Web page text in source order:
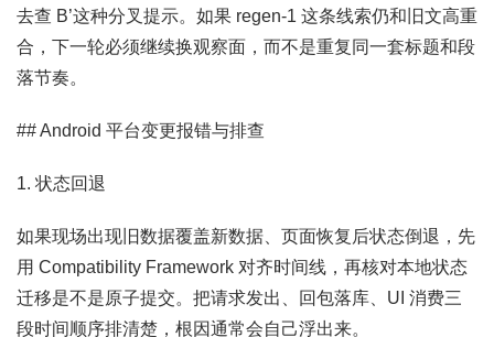
去查 B’这种分叉提示。如果 regen-1 这条线索仍和旧文高重
合，下一轮必须继续换观察面，而不是重复同一套标题和段
落节奏。
## Android 平台变更报错与排查
1. 状态回退
如果现场出现旧数据覆盖新数据、页面恢复后状态倒退，先
用 Compatibility Framework 对齐时间线，再核对本地状态
迁移是不是原子提交。把请求发出、回包落库、UI 消费三
段时间顺序排清楚，根因通常会自己浮出来。